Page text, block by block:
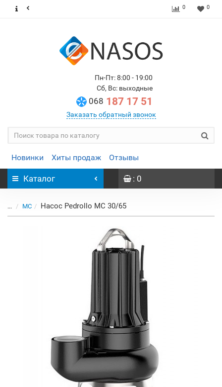
0 0
Пн-Пт: 8:00 - 19:00
Сб, Вс: выходные
068 187 17 51
Заказать обратный звонок
Новинки Хиты продаж Отзывы
Каталог : 0
... MC Насос Pedrollo MC 30/65